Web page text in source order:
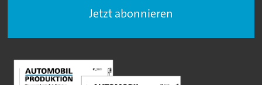
Jetzt abonnieren